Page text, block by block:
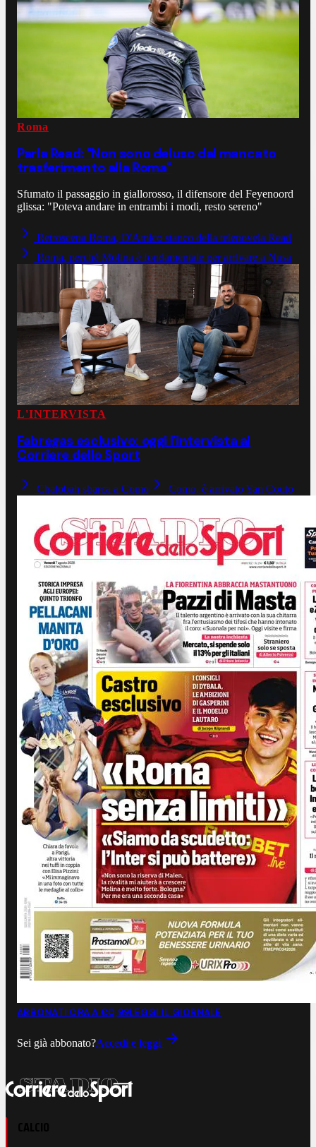
Roma
Parla Read: "Non sono deluso dal mancato
trasferimento alla Roma"
Sfumato il passaggio in giallorosso, il difensore del Feyenoord
glissa: "Poteva andare in entrambi i modi, resto sereno"
Retroscena Roma, D'Amico stanco della telenovela Read
Roma, perché Molina è fondamentale per arrivare a Nusa
L'INTERVISTA
Fabregas esclusivo: oggi l'intervista al
Corriere dello Sport
Chalobah sbarca a Como Como, è arrivato Yan Couto
ABBONATI ORA A €0,99LEGGI IL GIORNALE
Sei già abbonato?Accedi e leggi